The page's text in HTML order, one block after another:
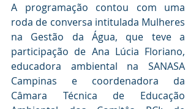
A programação contou com uma
roda de conversa intitulada Mulheres
na Gestão da Água, que teve a
participação de Ana Lúcia Floriano,
educadora ambiental na SANASA
Campinas e coordenadora da
Câmara Técnica de Educação